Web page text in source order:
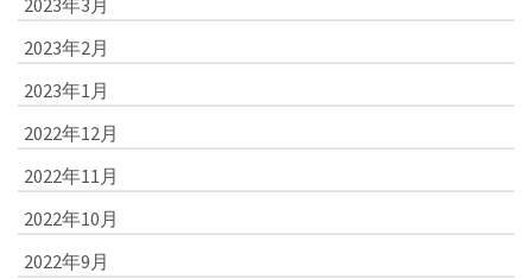
2023年2月
2023年1月
2022年12月
2022年11月
2022年10月
2022年9月